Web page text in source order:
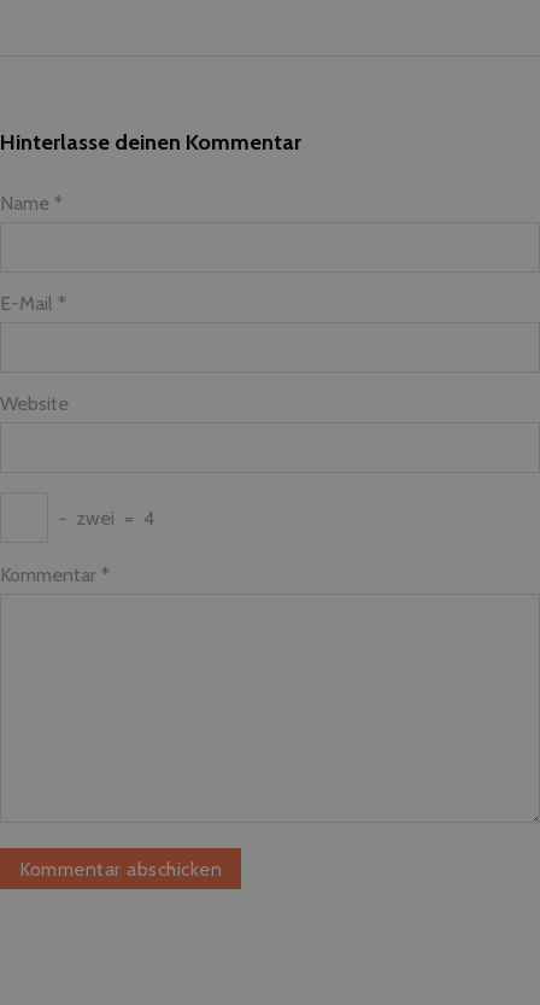
Hinterlasse deinen Kommentar
Name *
E-Mail *
Website
− zwei = 4
Kommentar *